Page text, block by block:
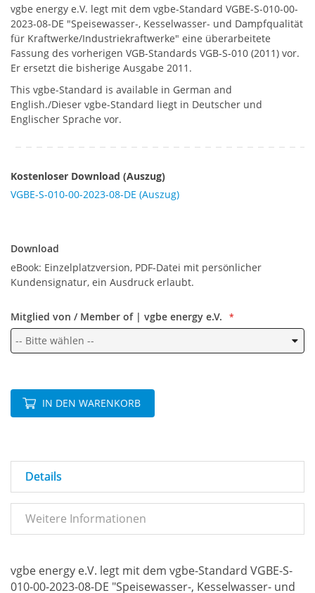
vgbe energy e.V. legt mit dem vgbe-Standard VGBE-S-010-00-
2023-08-DE "Speisewasser-, Kesselwasser- und Dampfqualität
für Kraftwerke/Industriekraftwerke" eine überarbeitete
Fassung des vorherigen VGB-Standards VGB-S-010 (2011) vor.
Er ersetzt die bisherige Ausgabe 2011.
This vgbe-Standard is available in German and
English./Dieser vgbe-Standard liegt in Deutscher und
Englischer Sprache vor.
Kostenloser Download (Auszug)
VGBE-S-010-00-2023-08-DE (Auszug)
Download
eBook: Einzelplatzversion, PDF-Datei mit persönlicher
Kundensignatur, ein Ausdruck erlaubt.
Mitglied von / Member of | vgbe energy e.V.
IN DEN WARENKORB
Details
Weitere Informationen
vgbe energy e.V. legt mit dem vgbe-Standard VGBE-S-
010-00-2023-08-DE "Speisewasser-, Kesselwasser- und